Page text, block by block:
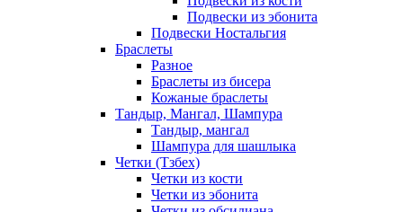
Подвески из эбонита
Подвески Ностальгия
Браслеты
Разное
Браслеты из бисера
Кожаные браслеты
Тандыр, Мангал, Шампура
Тандыр, мангал
Шампура для шашлыка
Четки (Тзбех)
Четки из кости
Четки из эбонита